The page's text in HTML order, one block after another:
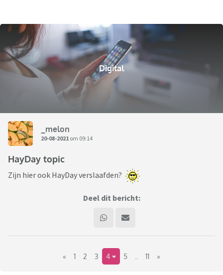
Digital
_melon
20-08-2021 om 09:14
HayDay topic
Zijn hier ook HayDay verslaafden?
Deel dit bericht:
« 1 2 3 4 5 11 »